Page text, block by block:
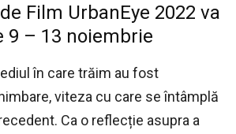
Film UrbanEye 2022 va
9 – 13 noiembrie
în care trăim au fost
viteza cu care se întâmplă
Ca o reflecție asupra a